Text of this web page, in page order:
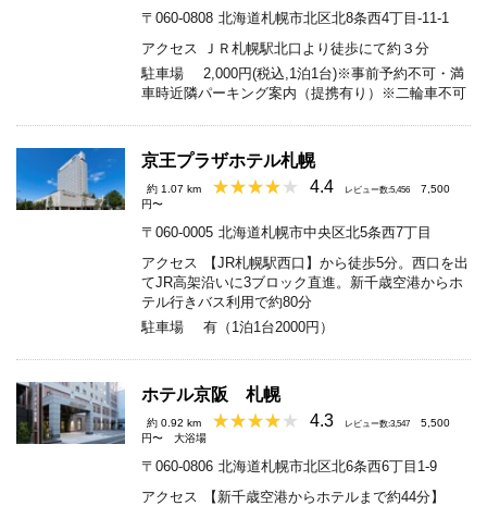
〒060-0808 北海道札幌市北区北8条西4丁目-11-1
アクセス
ＪＲ札幌駅北口より徒歩にて約３分
駐車場
2,000円(税込,1泊1台)※事前予約不可・満
車時近隣パーキング案内（提携有り）※二輪車不可
京王プラザホテル札幌
約 1.07 km 4.4 レビュー数:5,456
7,500
円〜
〒060-0005 北海道札幌市中央区北5条西7丁目
アクセス
【JR札幌駅西口】から徒歩5分。西口を出
てJR高架沿いに3ブロック直進。新千歳空港からホ
テル行きバス利用で約80分
駐車場
有（1泊1台2000円）
ホテル京阪 札幌
約 0.92 km 4.3 レビュー数:3,547
5,500
円〜
大浴場
〒060-0806 北海道札幌市北区北6条西6丁目1-9
アクセス
【新千歳空港からホテルまで約44分】